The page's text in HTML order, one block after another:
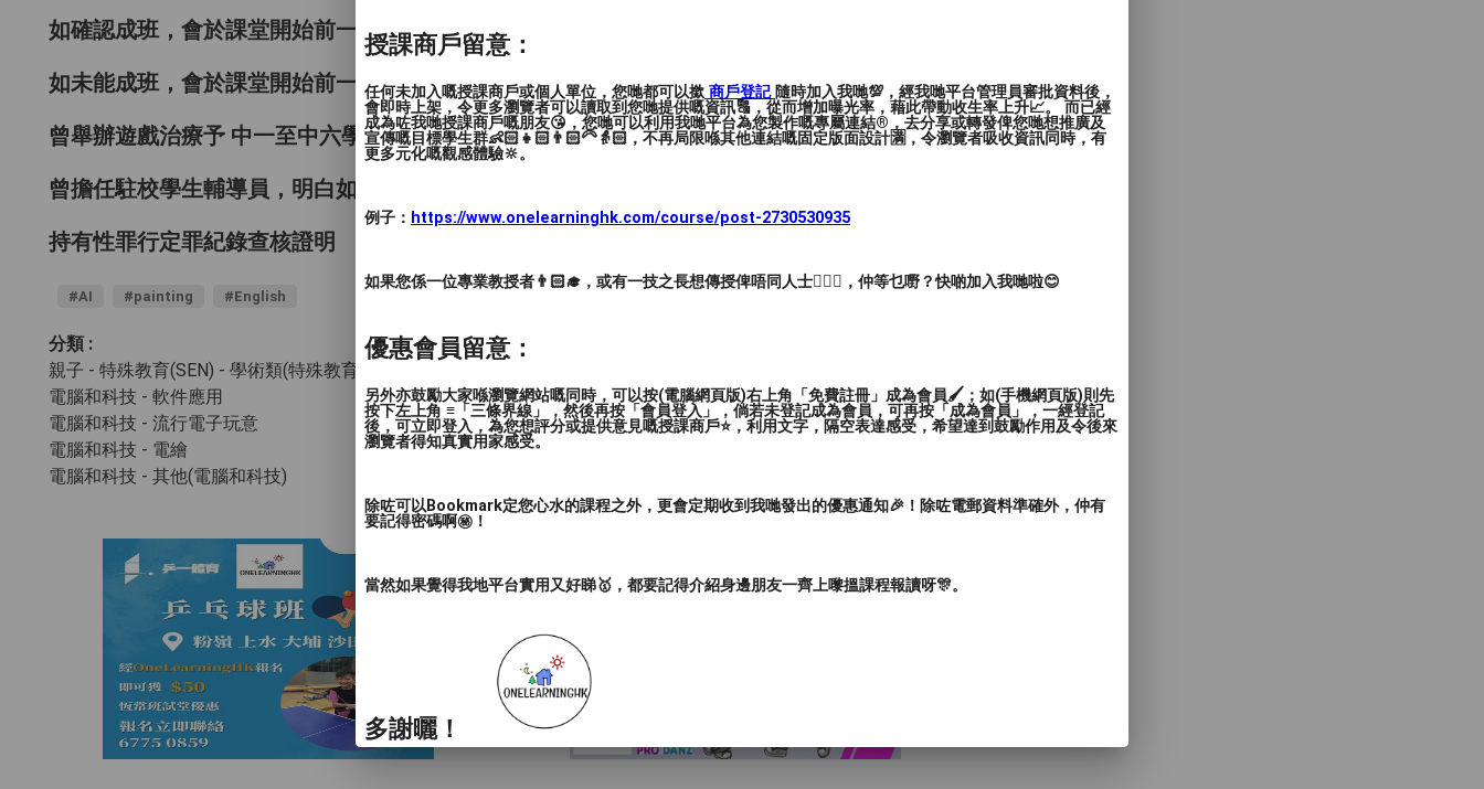
如確認成班，會於課堂開始前一個星期通知家長，並安排收取尾款。
如未能成班，會於課堂開始前一個星期通知家長，可安排轉時段或退回訂金。
曾舉辦遊戲治療予 中一至中六學生，擅長以遊戲方式教授。
曾擔任駐校學生輔導員，明白如何與SEN(特殊學習需要)學生相處，以及理解其需要。
持有性罪行定罪紀錄查核證明
#AI #painting #English
分類 :
親子 - 特殊教育(SEN) - 學術類(特殊教育)
電腦和科技 - 軟件應用
電腦和科技 - 流行電子玩意
電腦和科技 - 電繪
電腦和科技 - 其他(電腦和科技)
授課商戶留意：
任何未加入嘅授課商戶或個人單位，您哋都可以撳 商戶登記 隨時加入我哋💯，經我哋平台管理員審批資料後，
會即時上架，令更多瀏覽者可以讀取到您哋提供嘅資訊🔠，從而增加曝光率，藉此帶動收生率上升📈。 而已經
成為咗我哋授課商戶嘅朋友😘，您哋可以利用我哋平台為您製作嘅專屬連結®️，去分享或轉發俾您哋想推廣及
宣傳嘅目標學生群👶🏻👧🏻👨🏻‍🦳👵🏻，不再局限喺其他連結嘅固定版面設計🈵，令瀏覽者吸收資訊同時，有
更多元化嘅觀感體驗🔆。
例子： https://www.onelearninghk.com/course/post-2730530935
如果您係一位專業教授者👨🏻‍🎓，或有一技之長想傳授俾唔同人士🙋🏻‍♂️，仲等乜嘢？快啲加入我哋啦😊
優惠會員留意：
另外亦鼓勵大家喺瀏覽網站嘅同時，可以按(電腦網頁版)右上角「免費註冊」成為會員🖌️；如(手機網頁版)則先
按下左上角 ≡「三條界線」，然後再按「會員登入」，倘若未登記成為會員，可再按「成為會員」，一經登記
後，可立即登入，為您想評分或提供意見嘅授課商戶⭐️，利用文字，隔空表達感受，希望達到鼓勵作用及令後來
瀏覽者得知真實用家感受。
除咗可以Bookmark定您心水的課程之外，更會定期收到我哋發出的優惠通知🎉！除咗電郵資料準確外，仲有
要記得密碼啊㊙️！
當然如果覺得我地平台實用又好睇🥇，都要記得介紹身邊朋友一齊上嚟搵課程報讀呀🎊。
多謝曬！